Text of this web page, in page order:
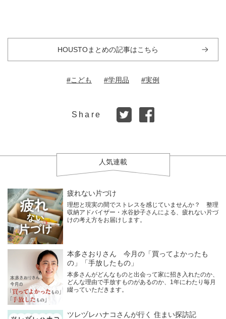
HOUSTOまとめの記事はこちら
#こども #学用品 #実例
Share
人気連載
疲れない片づけ
理想と現実の間でストレスを感じていませんか？ 整理
収納アドバイザー・水谷妙子さんによる、疲れない片づ
けの考え方をお届けします。
本多さおりさん 今月の「買ってよかったも
の」「手放したもの」
本多さんがどんなものと出会って家に招き入れたのか、
どんな理由で手放すものがあるのか、1年にわたり毎月
綴っていただきます。
ツレヅレハナコさんが行く 住まい探訪記